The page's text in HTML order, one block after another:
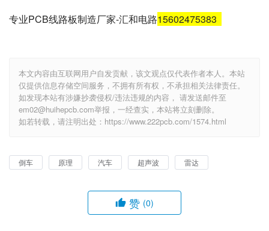
专业PCB线路板制造厂家-汇和电路15602475383
本文内容由互联网用户自发贡献，该文观点仅代表作者本人。本站
仅提供信息存储空间服务，不拥有所有权，不承担相关法律责任。
如发现本站有涉嫌抄袭侵权/违法违规的内容， 请发送邮件至
em02@huihepcb.com举报，一经查实，本站将立刻删除。
如若转载，请注明出处：https://www.222pcb.com/1574.html
倒车 原理 汽车 超声波 雷达
赞 (0)